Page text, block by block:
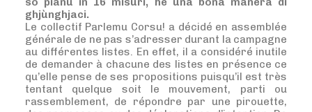
ghjùnghjaci.
Le collectif Parlemu Corsu! a décidé en assemblée
générale de ne pas s’adresser durant la campagne
au différentes listes. En effet, il a considéré inutile
de demander à chacune des listes en présence ce
qu’elle pense de ses propositions puisqu’il est très
tentant quelque soit le mouvement, parti ou
rassemblement, de répondre par une pirouette,